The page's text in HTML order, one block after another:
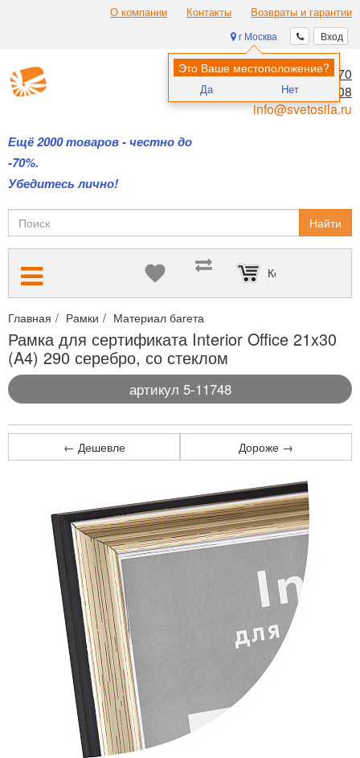
О компании Контакты Возвраты и гарантии
Вход
г Москва
Это Ваше местоположение?
Да Нет
Ещё 2000 товаров - честно до
-70%.
Убедитесь лично!
8 (495) 970-00-70
8 (800) 700-11-08
info@svetosila.ru
Найти
Корзина пуста
Главная Рамки Материал багета
Рамка для сертификата Interior Office 21x30
(A4) 290 серебро, со стеклом
артикул 5-11748
← Дешевле Дороже →